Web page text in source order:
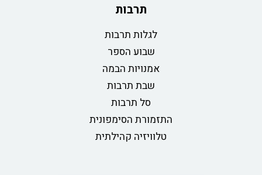
תרבות
לגלות תרבות
שבוע הספר
אמנויות הבמה
שבת תרבות
סל תרבות
התזמורת הסימפונית
טלוויזיה קהילתית